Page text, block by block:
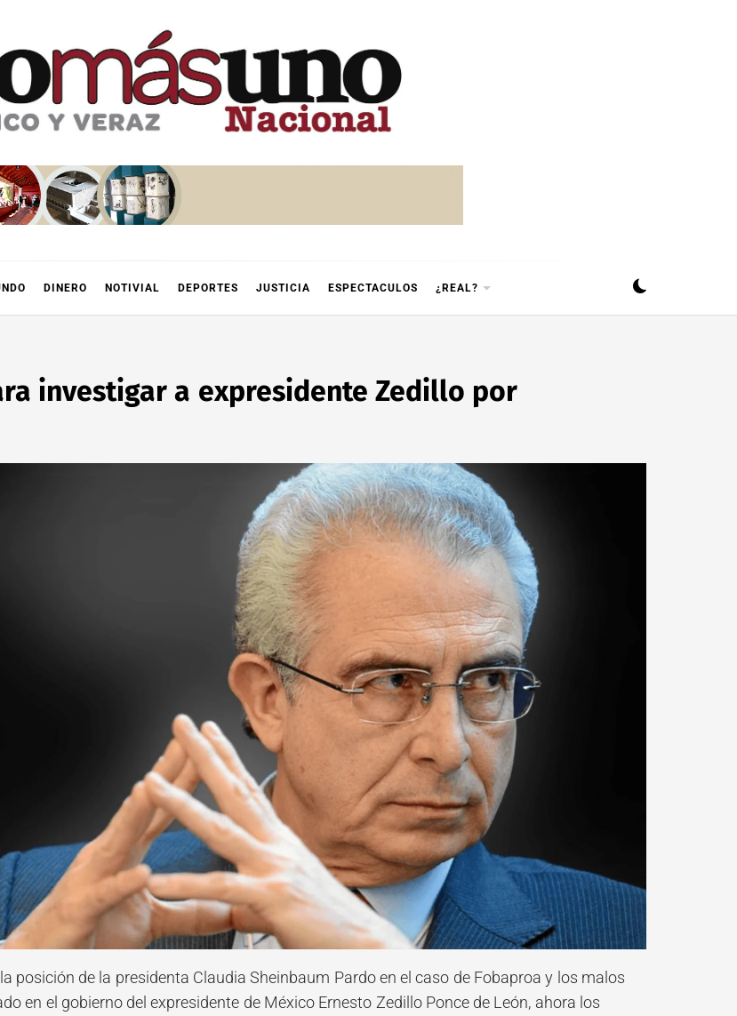
DINERO NOTIVIAL DEPORTES JUSTICIA ESPECTACULOS ¿REAL?
investigar a expresidente Zedillo por
posición de la presidenta Claudia Sheinbaum Pardo en el caso de Fobaproa y los malos
en el gobierno del expresidente de México Ernesto Zedillo Ponce de León, ahora los